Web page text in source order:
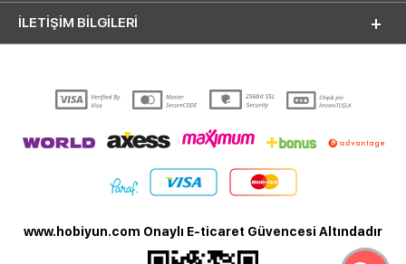
İLETİŞİM BİLGİLERİ
www.hobiyun.com Onaylı E-ticaret Güvencesi Altındadır